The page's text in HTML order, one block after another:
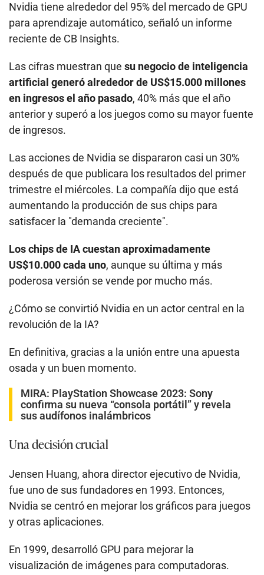
Nvidia tiene alrededor del 95% del mercado de GPU
para aprendizaje automático, señaló un informe
reciente de CB Insights.
Las cifras muestran que su negocio de inteligencia
artificial generó alrededor de US$15.000 millones
en ingresos el año pasado, 40% más que el año
anterior y superó a los juegos como su mayor fuente
de ingresos.
Las acciones de Nvidia se dispararon casi un 30%
después de que publicara los resultados del primer
trimestre el miércoles. La compañía dijo que está
aumentando la producción de sus chips para
satisfacer la "demanda creciente".
Los chips de IA cuestan aproximadamente
US$10.000 cada uno, aunque su última y más
poderosa versión se vende por mucho más.
¿Cómo se convirtió Nvidia en un actor central en la
revolución de la IA?
En definitiva, gracias a la unión entre una apuesta
osada y un buen momento.
MIRA: PlayStation Showcase 2023: Sony
confirma su nueva “consola portátil” y revela
sus audífonos inalámbricos
Una decisión crucial
Jensen Huang, ahora director ejecutivo de Nvidia,
fue uno de sus fundadores en 1993. Entonces,
Nvidia se centró en mejorar los gráficos para juegos
y otras aplicaciones.
En 1999, desarrolló GPU para mejorar la
visualización de imágenes para computadoras.